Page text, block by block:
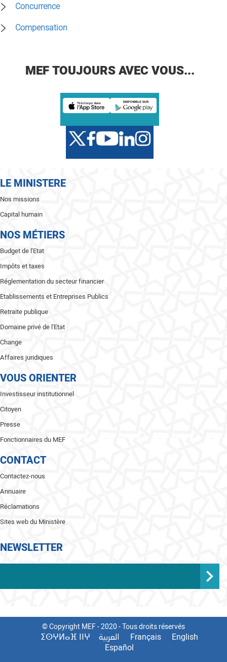
Concurrence
Compensation
MEF TOUJOURS AVEC VOUS...
LE MINISTERE
Nos missions
Capital humain
NOS MÉTIERS
Budget de l'Etat
Impôts et taxes
Réglementation du secteur financier
Etablissements et Entreprises Publics
Retraite publique
Domaine privé de l'Etat
Change
Affaires juridiques
VOUS ORIENTER
Investisseur institutionnel
Citoyen
Presse
Fonctionnaires du MEF
CONTACT
Contactez-nous
Annuaire
Réclamations
Sites web du Ministère
NEWSLETTER
© Copyright MEF - 2020 - Tous droits réservés
ⵉⵙⵖⵍⴰⴼ ⵏⵏⵖ العربية Français
English
Español